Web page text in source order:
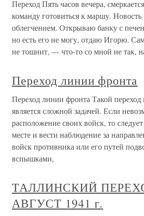
Переход Пять часов вечера,
команду готовиться к маршу.
облегчением. Открываю банку с
но есть его не могу, отдаю Игорю.
не тошнит, — что-то со мной не так,
Переход линии фронта
Переход линии фронта Такой
является сложной задачей. Если
расположение своих войск, то следует
месте и вести наблюдение за
войск противника или его путей
вспышками,
ТАЛЛИНСКИЙ
АВГУСТ 1941 г.